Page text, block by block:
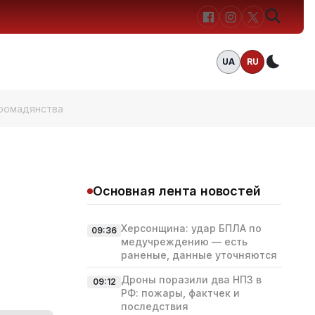
UA RU
Основная лента новостей
09:36 Херсонщина: удар БПЛА по
медучреждению — есть
раненые, данные уточняются
09:12 Дроны поразили два НПЗ в
РФ: пожары, фактчек и
последствия